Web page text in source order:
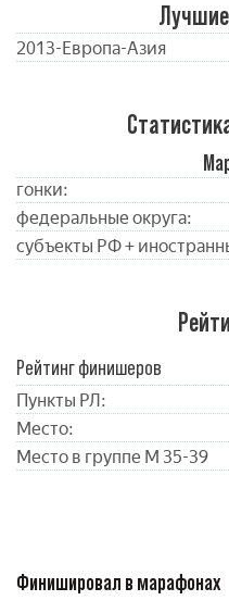
2013-Европа-Азия
гонки:
федеральные округа:
субъекты РФ +
Рейтинг финишеров
Пункты РЛ:
Место:
Место в группе М 35-39
Финишировал в марафонах